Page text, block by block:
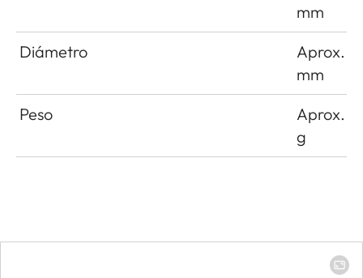
mm
Diámetro
Aprox.
mm
Peso
Aprox.
g